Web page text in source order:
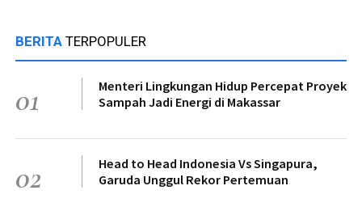
BERITA TERPOPULER
01
Menteri Lingkungan Hidup Percepat Proyek
Sampah Jadi Energi di Makassar
02
Head to Head Indonesia Vs Singapura,
Garuda Unggul Rekor Pertemuan